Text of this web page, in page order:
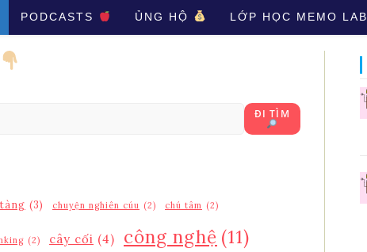
PODCASTS ỦNG HỘ LỚP HỌC MEMO LAB
(3) chuyện nghiên cúu (2) chú tâm (2)
(2) cây cối (4) công nghệ (11)